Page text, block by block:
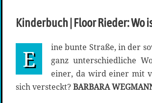
Kinderbuch | Floor Rieder: Wo
E
ine bunte Straße, in der
ganz unterschiedliche
einer, da wird einer mit
sich versteckt?BARBARA